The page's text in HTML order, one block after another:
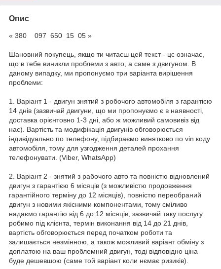
Опис
« 380 097 650 15 05 »
Шановний покупець, якщо ти читаєш цей текст - цє означає,
що в тебе виникли проблеми з авто, а саме з двигуном. В
даному випадку, ми пропонуємо три варіанта вирішення
проблеми:
1. Варіант 1 - двигун знятий з робочого автомобіля з гарантією
14 днів (зазвичай двигуни, що ми пропонуємо є в наявності,
доставка орієнтовно 1-3 дні, або ж можливий самовивіз від
нас). Вартість та модифікація двигунів обговорюється
індивідуально по телефону, підбираємо винятково по vin коду
автомобіля, тому для узгодження деталей прохання
телефонувати. (Viber, WhatsApp)
2. Варіант 2 - знятий з рабочого авто та повністю відновлений
двигун з гарантією 6 місяців (з можливістю продовження
гарантійного терміну до 12 місяців), повністю переобраний
двигун з новими якісними компонентами, тому сміливо
надаємо гарантію від 6 до 12 місяців, зазвичай таку послугу
робимо під клієнта, термін виконання від 14 до 21 днів,
вартість обговорюється перед початком роботи та
залишається незмінною, а також можливий варіант обміну з
доплатою на ваш проблемний двигун, тоді відповідно ціна
буде дешевшою (саме той варіант коли нємає ризиків).